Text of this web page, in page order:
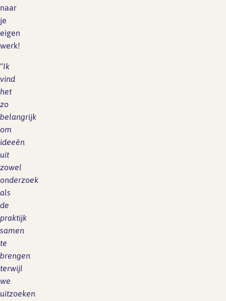
naar
je
eigen
werk!
“Ik
vind
het
zo
belangrijk
om
ideeën
uit
zowel
onderzoek
als
de
praktijk
samen
te
brengen
terwijl
we
uitzoeken